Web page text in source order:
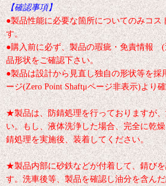
【確認事項】
●製品性能に必要な箇所についてのみコス
す。
●購入前に必ず、製品の瑕疵・免責情報
品形状をご確認下さい。
●製品は設計から見直し独自の形状等を採
ージ(Zero Point Shaftμページ非表示)より
★製品は、防錆処理を行っておりますが
い。もし、液体洗浄した場合、完全に乾
錆処理を実施後、装着してください。
★製品内部に砂鉄などが付着して、錆び
す。洗車後等、製品を確認し油分を含ん